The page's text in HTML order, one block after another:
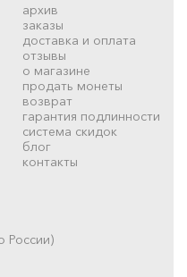
архив
заказы
доставка и оплата
отзывы
о магазине
продать монеты
возврат
гарантия подлинности
система скидок
блог
контакты
России)